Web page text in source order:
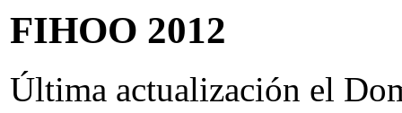
FIHOO 2012
Última actualización el